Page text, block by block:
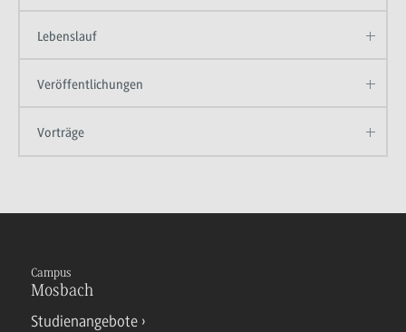
Lebenslauf
Veröffentlichungen
Vorträge
Campus
Mosbach
Studienangebote